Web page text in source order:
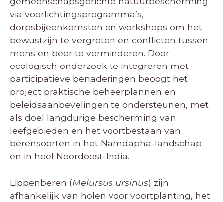
via voorlichtingsprogramma’s,
dorpsbijeenkomsten en workshops om het
bewustzijn te vergroten en conflicten tussen
mens en beer te verminderen. Door
ecologisch onderzoek te integreren met
participatieve benaderingen beoogt het
project praktische beheerplannen en
beleidsaanbevelingen te ondersteunen, met
als doel langdurige bescherming van
leefgebieden en het voortbestaan van
berensoorten in het Namdapha-landschap
en in heel Noordoost-India.
Lippenberen (Melursus ursinus) zijn
afhankelijk van holen voor voortplanting, het